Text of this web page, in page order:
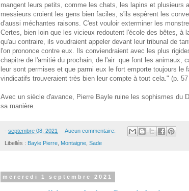
mangent leurs petits, comme les chats, les lapins et plusieurs
messieurs croient les gens bien faciles, s'ils espèrent les
d'aussi méchantes raisons. C'est vouloir exterminer les
Certes, bien loin que les vicieux redoutent l'école des bêtes, à
qu'au contraire, ils voudraient appeler devant leur tribunal de
l'on prononce contre eux. Ils conviendraient avec les plus
chapitre de l'amitié du prochain, de l'air que font les animaux,
leur sont permises et que parmi eux le fort emporte toujours le
vindicatifs trouveraient très bien leur compte à tout cela." (p.
Avec un siècle d'avance, Pierre Bayle ruine les sophismes du
sa manière.
- septembre 08, 2021 Aucun commentaire:
Libellés : Bayle Pierre Montaigne Sade
mercredi 1 septembre 2021